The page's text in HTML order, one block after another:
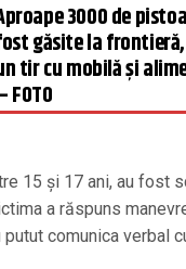
3000 de
găsite la
tir cu mobilă și
FOTO
15 şi 17 ani, au fost
a răspuns
comunica verbal